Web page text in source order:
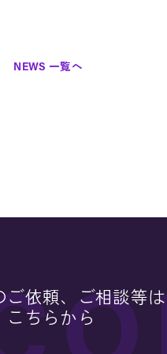
NEWS 一覧へ
ご依頼、ご相談等は
こちらから